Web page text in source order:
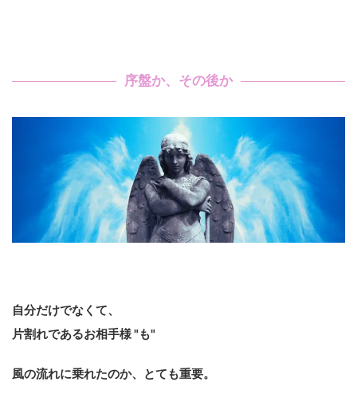
序盤か、その後か
自分だけでなくて、
片割れであるお相手様 "も"
風の流れに乗れたのか、とても重要。